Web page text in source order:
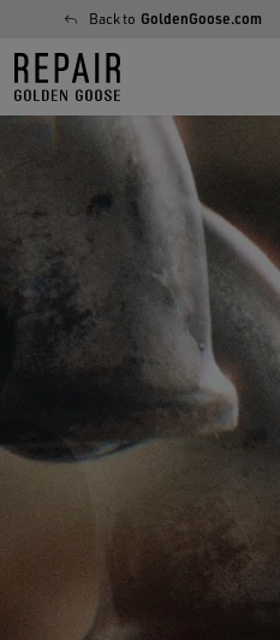
Content
Back to GoldenGoose.com